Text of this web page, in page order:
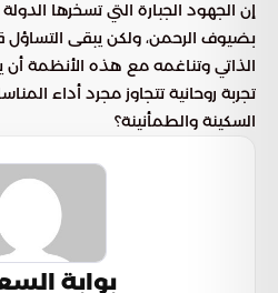
إن الجهود الجبارة التي تسخرها
بضيوف الرحمن، ولكن يبقى التساؤل
الذاتي وتناغمه مع هذه الأنظمة أن
تجربة روحانية تتجاوز مجرد أداء
السكينة والطمأنينة؟
بوابة